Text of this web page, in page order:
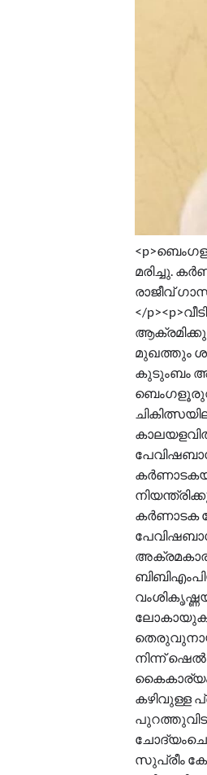
മരിച്ചു.
രാജീവ്
</
മുഖത്തും
കുടുംബം
കർണാടക
നിന്ന്
കഴിവുള്ള
സുപ്രീം